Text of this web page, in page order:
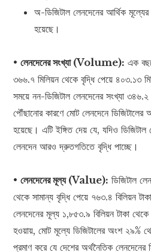
অ-ডিজিটাল লেনদেনের আর্থিক
হয়েছে।
•লেনদেনের সংখ্যা (Volume): এক
৩৬৬.৭ মিলিয়ন থেকে বৃদ্ধি পেয়ে ৪০৩.১৩
সময়ে নন-ডিজিটাল লেনদেনের সংখ্যা
পৌঁছানোর কারণে মোট লেনদেনে
হয়েছে। এটি ইঙ্গিত দেয় যে, যদিও
লেনদেন আরও দ্রুতগতিতে বৃদ্ধি পাচ্ছে।
•লেনদেনের মূল্য (Value): ডিজিটাল
থেকে সামান্য বৃদ্ধি পেয়ে ৭৬৩.৪ বিলিয়ন
লেনদেনের মূল্য ১,৮৫৩.৯ বিলিয়ন টাকা
হওয়ায়, মোট মূল্যে ডিজিটালের অংশ ২৯%
প্রমাণ করে যে দেশের অর্থনৈতিক